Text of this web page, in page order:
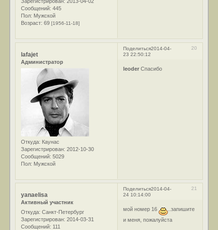
Сообщений: 445
Пол: Мужской
Возраст: 69[1956-11-18]
Поделиться 20
2014-04-
23 22:50:12
lafajet
Администратор
Откуда: Каунас
Зарегистрирован: 2012-10-30
Сообщений: 5029
Пол: Мужской
leoder Спасибо
Поделиться 21
2014-04-
24 10:14:00
yanaelisa
Активный участник
Откуда: Санкт-Петербург
Зарегистрирован: 2014-03-31
Сообщений: 111
мой номер 16
..запишите
и меня, пожалуйста